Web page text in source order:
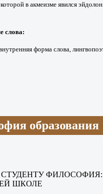
в акмеизме явился
слова:
формаслова,
образования
СТУДЕНТУ ФИЛОСОФИЯ:
ШКОЛЕ